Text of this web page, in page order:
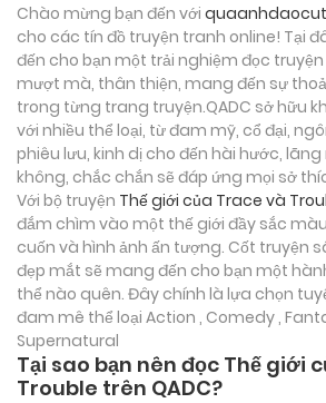
Chào mừng bạn đến với
cho các tín đồ truyện tranh online! Tại
đến cho bạn một trải nghiệm đọc
mượt mà, thân thiện, mang đến sự
trong từng trang truyện.QADC sở hữu
với nhiều thể loại, từ đam mỹ, cổ đại,
phiêu lưu, kinh dị cho đến hài hước,
không, chắc chắn sẽ đáp ứng mọi sở
Với bộ truyện Thế giới của Trace và
đắm chìm vào một thế giới đầy sắc
cuốn và hình ảnh ấn tượng. Cốt truyện
đẹp mắt sẽ mang đến cho bạn một
thể nào quên. Đây chính là lựa chọn
đam mê thể loại Action , Comedy ,
Supernatural
Tại sao bạn nên đọc Thế giới
Trouble trên QADC?